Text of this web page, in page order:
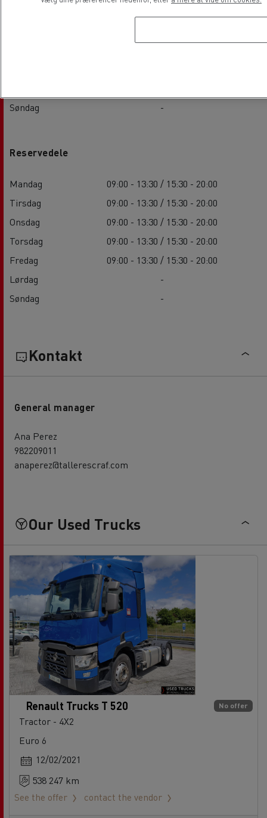
Søndag
-
Reservedele
Mandag
09:00 - 13:30 / 15:30 - 20:00
Tirsdag
09:00 - 13:30 / 15:30 - 20:00
Onsdag
09:00 - 13:30 / 15:30 - 20:00
Torsdag
09:00 - 13:30 / 15:30 - 20:00
Fredag
09:00 - 13:30 / 15:30 - 20:00
Lørdag
-
Søndag
-
Kontakt
General manager
Ana Perez
982209011
anaperez@tallerescraf.com
Our Used Trucks
No offer
Renault Trucks T 520
Tractor - 4X2
Euro 6
12/02/2021
538 247 km
See the offer
contact the vendor